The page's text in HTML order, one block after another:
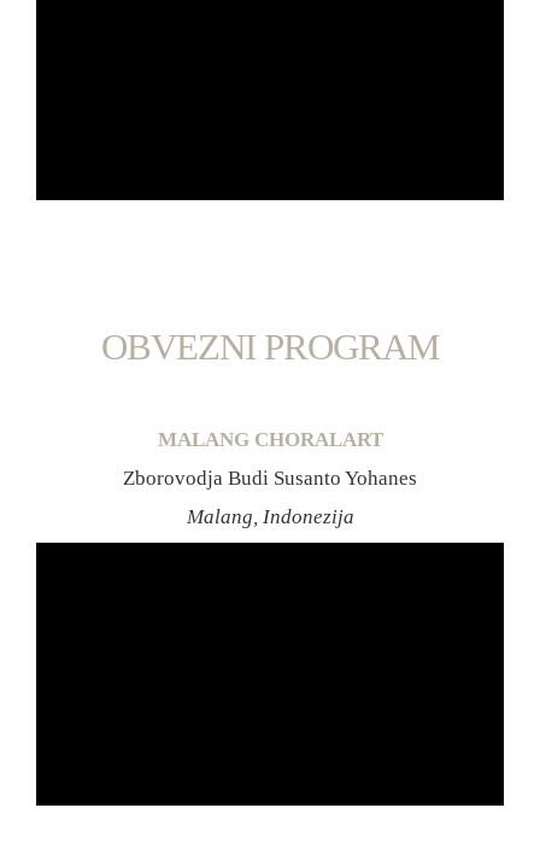
OBVEZNI PROGRAM
MALANG CHORALART
Zborovodja Budi Susanto Yohanes
Malang, Indonezija